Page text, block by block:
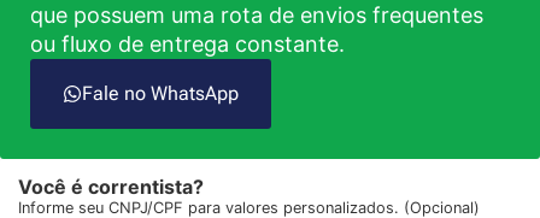
que possuem uma rota de envios frequentes
ou fluxo de entrega constante.
Fale no WhatsApp
Você é correntista?
Informe seu CNPJ/CPF para valores personalizados. (Opcional)